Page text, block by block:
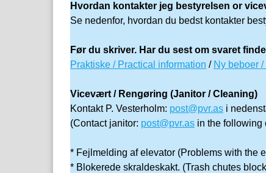
Hvordan kontakter jeg bestyrelsen or
Se nedenfor, hvordan du bedst kontakter
Før du skriver. Har du sest om svaret
Praktiske / Practical information / Ny beboer
Vicevært / Rengøring (Janitor / Cleaning)
Kontakt P. Vesterholm: post@pvr.as i
(Contact janitor: post@pvr.as in the following
* Fejlmelding af elevator (Problems with the
* Blokerede skraldeskakt. (Trash chutes